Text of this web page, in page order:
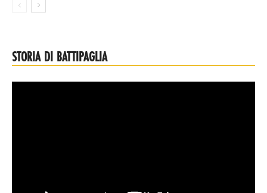
STORIA DI BATTIPAGLIA